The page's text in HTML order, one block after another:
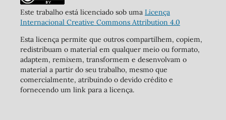
Este trabalho está licenciado sob uma Licença
Internacional Creative Commons Attribution 4.0
Esta licença permite que outros compartilhem, copiem,
redistribuam o material em qualquer meio ou formato,
adaptem, remixem, transformem e desenvolvam o
material a partir do seu trabalho, mesmo que
comercialmente, atribuindo o devido crédito e
fornecendo um link para a licença.